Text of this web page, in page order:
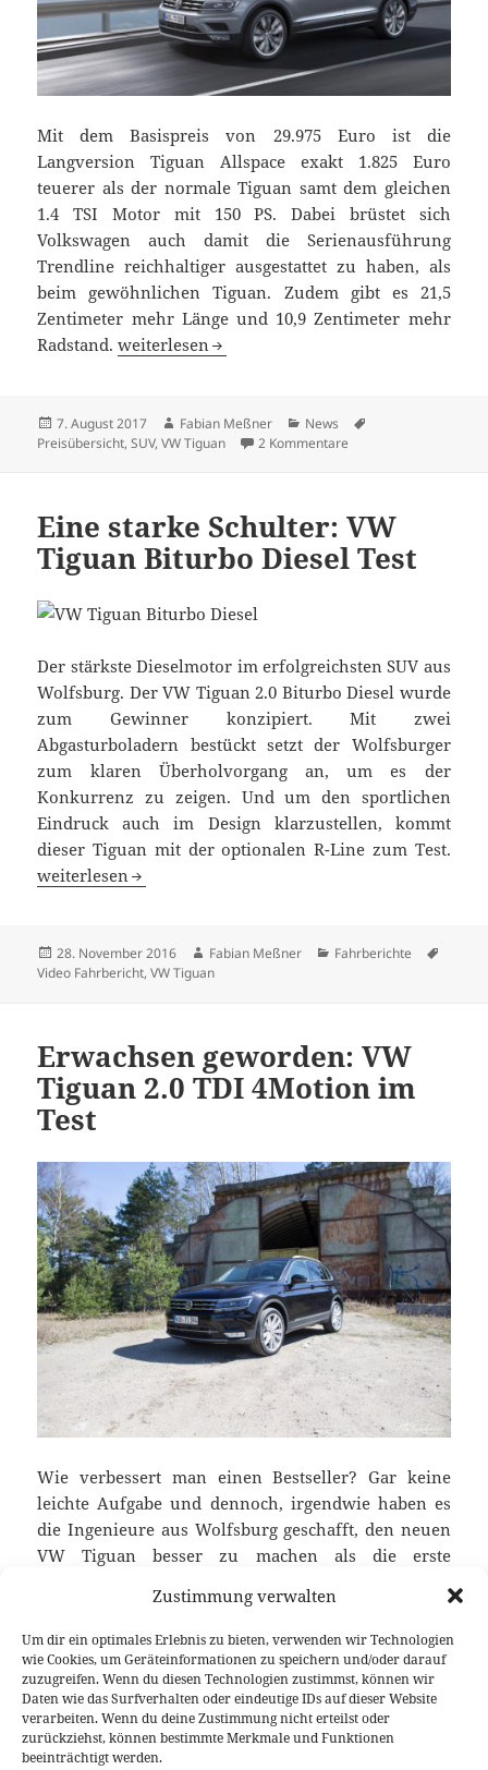
Zustimmung verwalten
Um dir ein optimales Erlebnis zu bieten, verwenden wir Technologien
wie Cookies, um Geräteinformationen zu speichern und/oder darauf
zuzugreifen. Wenn du diesen Technologien zustimmst, können wir
Daten wie das Surfverhalten oder eindeutige IDs auf dieser Website
verarbeiten. Wenn du deine Zustimmung nicht erteilst oder
zurückziehst, können bestimmte Merkmale und Funktionen
beeinträchtigt werden.
Mit dem Basispreis von 29.975 Euro ist die
Langversion Tiguan Allspace exakt 1.825 Euro
teuerer als der normale Tiguan samt dem gleichen
1.4 TSI Motor mit 150 PS. Dabei brüstet sich
Volkswagen auch damit die Serienausführung
Trendline reichhaltiger ausgestattet zu haben, als
beim gewöhnlichen Tiguan. Zudem gibt es 21,5
Zentimeter mehr Länge und 10,9 Zentimeter mehr
Radstand.Ab 29.975 Euro: VW Tiguan Allspace ab sofort
weiterlesen
Veröffentlicht
am
7. August 2017 Autor
Fabian Meßner Kategorien
News
Preisübersicht,SUV,VW Tiguan 2 Kommentare
Eine starke Schulter: VW
Tiguan Biturbo Diesel Test
Der stärkste Dieselmotor im erfolgreichsten SUV aus
Wolfsburg. Der VW Tiguan 2.0 Biturbo Diesel wurde
zum Gewinner konzipiert. Mit zwei
Abgasturboladern bestückt setzt der Wolfsburger
zum klaren Überholvorgang an, um es der
Konkurrenz zu zeigen. Und um den sportlichen
Eindruck auch im Design klarzustellen, kommt
dieser Tiguan mit der optionalen R-Line zum Test.
Eine starke Schulter: VW Tiguan Biturbo Diesel Test
weiterlesen
Veröffentlicht
am
28. November 2016 Autor
Fabian Meßner Kategorien
Fahrberichte
Video Fahrbericht,VW Tiguan
Erwachsen geworden: VW
Tiguan 2.0 TDI 4Motion im
Test
Wie verbessert man einen Bestseller? Gar keine
leichte Aufgabe und dennoch, irgendwie haben es
die Ingenieure aus Wolfsburg geschafft, den neuen
VW Tiguan besser zu machen als die erste
rollen auf den Straßen und mit der zweiten
Generation werden es weitaus mehr werden. Das
erste VW-SUV auf dem MQB, fährt sich fast so
unauffällig ausgeglichen, wie ein Passat und kann
dabei auch fast alles so gut. Nur eines kann er noch
besser: das leichte Gelände. Mehr dazu im
Fahrbericht des neuen VW Tiguan 2.0 TDI.